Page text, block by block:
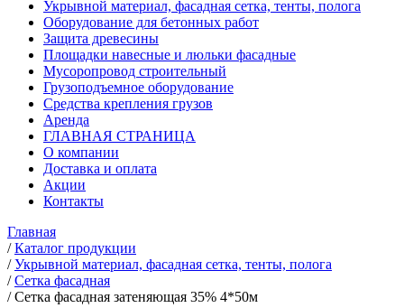
Укрывной материал, фасадная сетка, тенты, полога
Оборудование для бетонных работ
Защита древесины
Площадки навесные и люльки фасадные
Мусоропровод строительный
Грузоподъемное оборудование
Средства крепления грузов
Аренда
ГЛАВНАЯ СТРАНИЦА
О компании
Доставка и оплата
Акции
Контакты
Главная
/Каталог продукции
/Укрывной материал, фасадная сетка, тенты, полога
/Сетка фасадная
/Сетка фасадная затеняющая 35% 4*50м